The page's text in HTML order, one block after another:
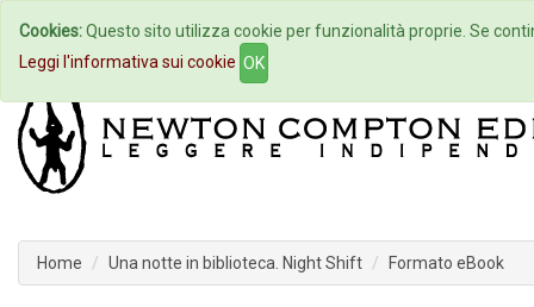
Home Autori Eventi
Home Una notte in biblioteca. Night Shift Formato eBook
Cookies:Questo sito utilizza cookie per funzionalità proprie. Se
Leggi l'informativa sui cookie OK